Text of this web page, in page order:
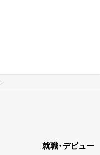
就職・デビュー